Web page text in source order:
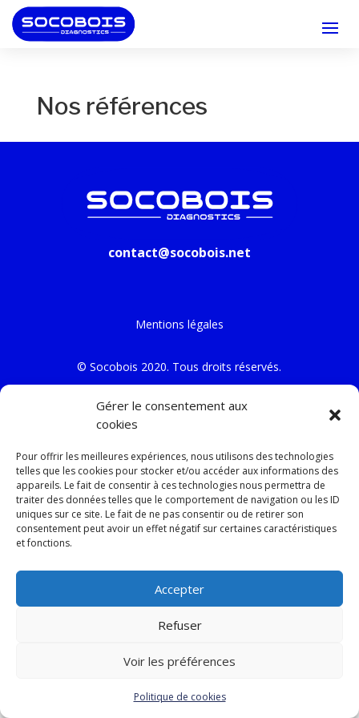
Gérer le consentement aux
cookies
Pour offrir les meilleures expériences, nous utilisons des technologies
telles que les cookies pour stocker et/ou accéder aux informations des
appareils. Le fait de consentir à ces technologies nous permettra de
traiter des données telles que le comportement de navigation ou les ID
uniques sur ce site. Le fait de ne pas consentir ou de retirer son
consentement peut avoir un effet négatif sur certaines caractéristiques
et fonctions.
Accepter
Refuser
Voir les préférences
Politique de cookies
Nos références
contact@socobois.net
Mentions légales
© Socobois 2020. Tous droits réservés.
Politique de confidentialité
Site internet conçu par l’Agence FL, agence web à
Perpignan